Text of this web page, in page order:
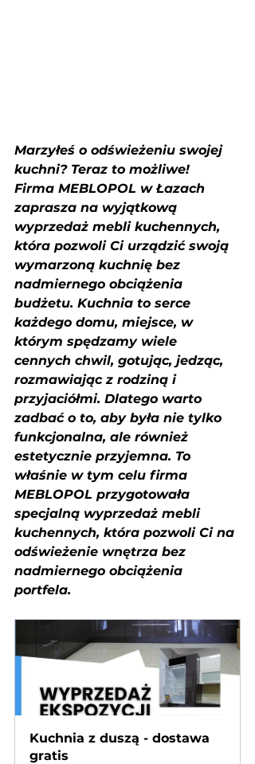
Marzyłeś o odświeżeniu swojej
kuchni? Teraz to możliwe!
Firma MEBLOPOL w Łazach
zaprasza na wyjątkową
wyprzedaż mebli kuchennych,
która pozwoli Ci urządzić swoją
wymarzoną kuchnię bez
nadmiernego obciążenia
budżetu. Kuchnia to serce
każdego domu, miejsce, w
którym spędzamy wiele
cennych chwil, gotując, jedząc,
rozmawiając z rodziną i
przyjaciółmi. Dlatego warto
zadbać o to, aby była nie tylko
funkcjonalna, ale również
estetycznie przyjemna. To
właśnie w tym celu firma
MEBLOPOL przygotowała
specjalną wyprzedaż mebli
kuchennych, która pozwoli Ci na
odświeżenie wnętrza bez
nadmiernego obciążenia
portfela.
Kuchnia z duszą - dostawa
gratis